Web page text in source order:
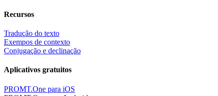
Recursos
Tradução do texto
Exempos de contexto
Conjugação e declinação
Aplicativos gratuitos
PROMT.One para iOS